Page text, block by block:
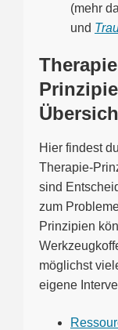
(mehr
und
Hier findest
Therapie-
sind
zum
Prinzipien
möglichst
eigene